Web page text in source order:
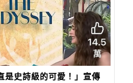
是史詩級的可愛！」宣傳